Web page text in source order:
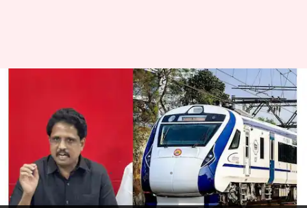
வந்தே பாரத் ரயிலா?
வந்தே இந்தி ரயிலா? -
எம்பி சு.வெங்கடேசன்
ஆதங்கம்
எழுதியவர் Siranjeevi Apr 03, 2023 05:45 pm